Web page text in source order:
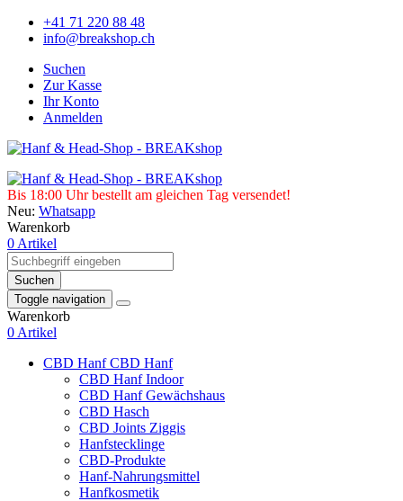
+41 71 220 88 48
info@breakshop.ch
Suchen
Zur Kasse
Ihr Konto
Anmelden
Bis 18:00 Uhr bestellt am gleichen Tag versendet!
Neu: Whatsapp
Warenkorb
0 Artikel
Suchen
Toggle navigation
Warenkorb
0 Artikel
CBD HanfCBD Hanf
CBD Hanf Indoor
CBD Hanf Gewächshaus
CBD Hasch
CBD Joints Ziggis
Hanfstecklinge
CBD-Produkte
Hanf-Nahrungsmittel
Hanfkosmetik